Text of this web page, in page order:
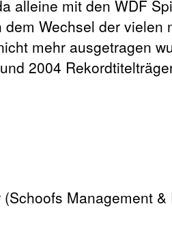
alleine mit den WDF
Wechsel der vielen
mehr ausgetragen
2004
Management &